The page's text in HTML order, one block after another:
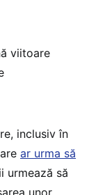
viitoare
inclusiv în
ar urma să
urmează să
unor